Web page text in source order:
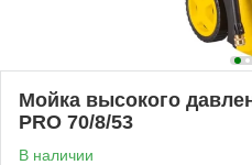
Мойка высокого
PRO 70/8/53
В наличии